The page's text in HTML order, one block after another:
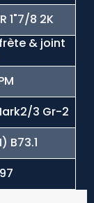
1"7/8 2K
& joint
3 Gr-2
B73.1